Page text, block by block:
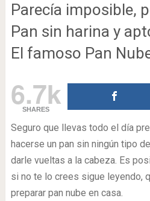
Parecía imposible,
Pan sin harina y
El famoso Pan
6.7k
SHARES
Seguro que llevas todo el día
hacerse un pan sin ningún tipo
darle vueltas a la cabeza. Es
si no te lo crees sigue leyendo,
preparar pan nube en casa.